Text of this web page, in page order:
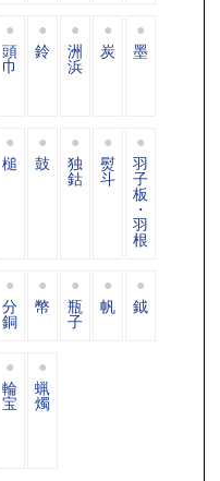
頭
巾
鈴 洲
浜
炭 墨
槌 鼓 独
鈷
熨
斗
羽
子
板
・
羽
根
分
銅
幣 瓶
子
帆 鉞
輪
宝
蝋
燭